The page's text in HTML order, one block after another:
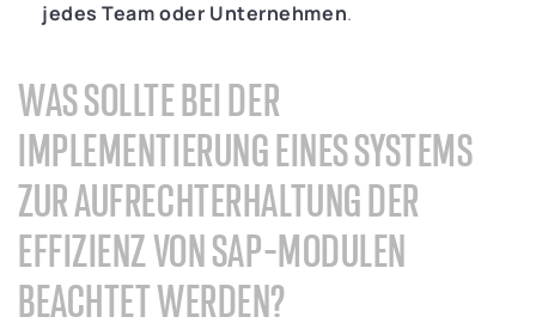
jedes Team oder Unternehmen.
WAS SOLLTE BEI DER
IMPLEMENTIERUNG EINES SYSTEMS
ZUR AUFRECHTERHALTUNG DER
EFFIZIENZ VON SAP-MODULEN
BEACHTET WERDEN?